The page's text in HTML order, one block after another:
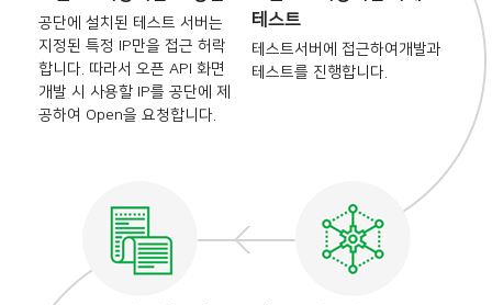
공단에 설치된 테스트 서버는
지정된 특정 IP만을 접근 허락
합니다. 따라서 오픈 API 화면
개발 시 사용할 IP를 공단에 제
공하여 Open을 요청합니다.
테스트
테스트서버에 접근하여 개발과
테스트를 진행합니다.